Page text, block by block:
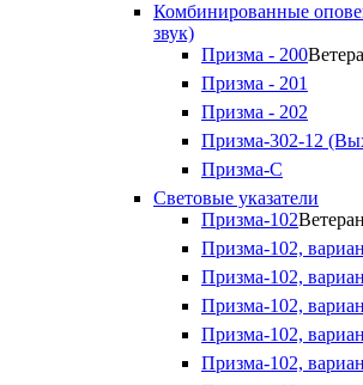
Комбинированные
звук)
Призма - 200
Призма - 201
Призма - 202
Призма-302-12
Призма-С
Световые указатели
Призма-102Ветеран
Призма-102,
Призма-102,
Призма-102,
Призма-102,
Призма-102,